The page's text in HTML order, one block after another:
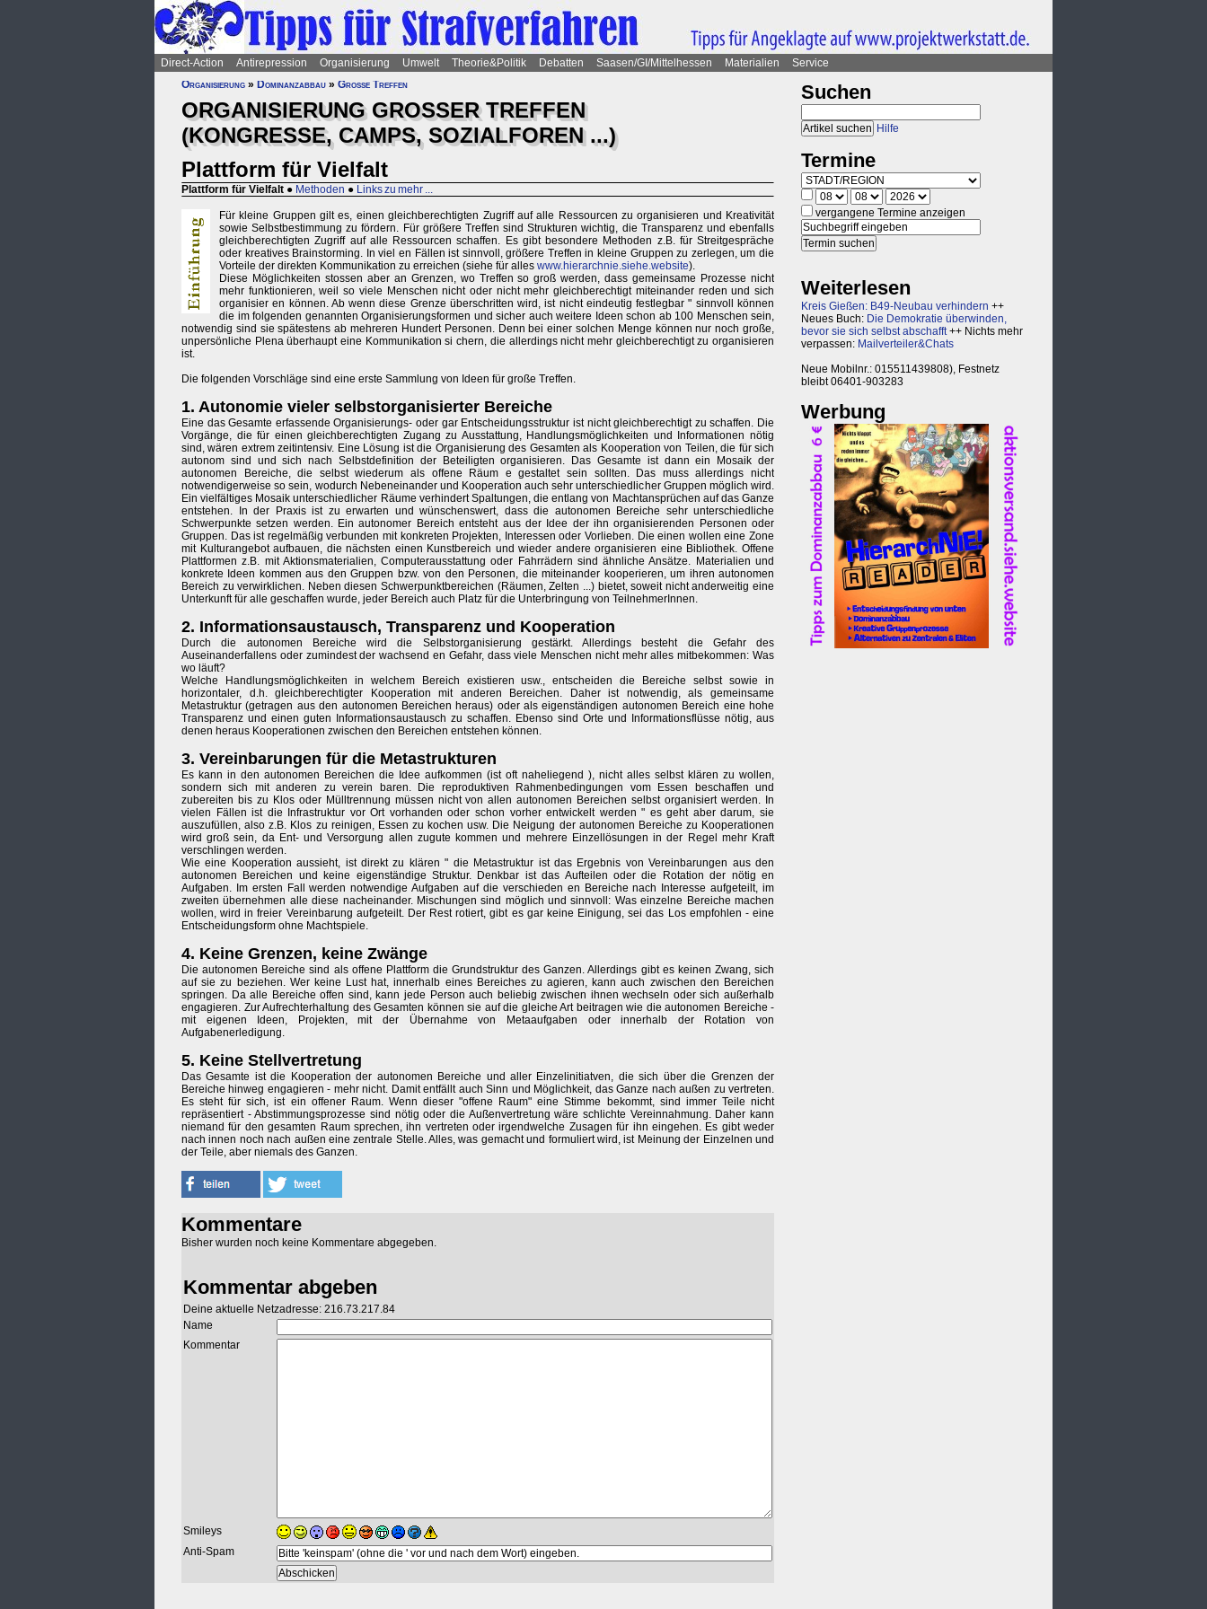
Direct-Action Antirepression Organisierung Umwelt Theorie&Politik Debatten Saasen/GI/Mittelhessen Materialien
Service
Organisierung » Dominanzabbau » Große Treffen
ORGANISIERUNG GROSSER TREFFEN
(KONGRESSE, CAMPS, SOZIALFOREN ...)
Plattform für Vielfalt
Plattform für Vielfalt ● Methoden ● Links zu mehr ...
Für kleine Gruppen gilt es, einen gleichberechtigten Zugriff auf alle Ressourcen zu organisieren und Kreativität
sowie Selbstbestimmung zu fördern. Für größere Treffen sind Strukturen wichtig, die Transparenz und ebenfalls
gleichberechtigten Zugriff auf alle Ressourcen schaffen. Es gibt besondere Methoden z.B. für Streitgespräche
oder kreatives Brainstorming. In viel en Fällen ist sinnvoll, größere Treffen in kleine Gruppen zu zerlegen, um die
Vorteile der direkten Kommunikation zu erreichen (siehe für alles www.hierarchnie.siehe.website).
Diese Möglichkeiten stossen aber an Grenzen, wo Treffen so groß werden, dass gemeinsame Prozesse nicht
mehr funktionieren, weil so viele Menschen nicht oder nicht mehr gleichberechtigt miteinander reden und sich
organisier en können. Ab wenn diese Grenze überschritten wird, ist nicht eindeutig festlegbar " sinnvoll können
die im folgenden genannten Organisierungsformen und sicher auch weitere Ideen schon ab 100 Menschen sein,
notwendig sind sie spätestens ab mehreren Hundert Personen. Denn bei einer solchen Menge können nur noch große,
unpersönliche Plena überhaupt eine Kommunikation si chern, die allerdings nicht mehr gleichberechtigt zu organisieren
ist.
Die folgenden Vorschläge sind eine erste Sammlung von Ideen für große Treffen.
1. Autonomie vieler selbstorganisierter Bereiche
Eine das Gesamte erfassende Organisierungs- oder gar Entscheidungsstruktur ist nicht gleichberechtigt zu schaffen. Die
Vorgänge, die für einen gleichberechtigten Zugang zu Ausstattung, Handlungsmöglichkeiten und Informationen nötig
sind, wären extrem zeitintensiv. Eine Lösung ist die Organisierung des Gesamten als Kooperation von Teilen, die für sich
autonom sind und sich nach Selbstdefinition der Beteiligten organisieren. Das Gesamte ist dann ein Mosaik der
autonomen Bereiche, die selbst wiederum als offene Räum e gestaltet sein sollten. Das muss allerdings nicht
notwendigerweise so sein, wodurch Nebeneinander und Kooperation auch sehr unterschiedlicher Gruppen möglich wird.
Ein vielfältiges Mosaik unterschiedlicher Räume verhindert Spaltungen, die entlang von Machtansprüchen auf das Ganze
entstehen. In der Praxis ist zu erwarten und wünschenswert, dass die autonomen Bereiche sehr unterschiedliche
Schwerpunkte setzen werden. Ein autonomer Bereich entsteht aus der Idee der ihn organisierenden Personen oder
Gruppen. Das ist regelmäßig verbunden mit konkreten Projekten, Interessen oder Vorlieben. Die einen wollen eine Zone
mit Kulturangebot aufbauen, die nächsten einen Kunstbereich und wieder andere organisieren eine Bibliothek. Offene
Plattformen z.B. mit Aktionsmaterialien, Computerausstattung oder Fahrrädern sind ähnliche Ansätze. Materialien und
konkrete Ideen kommen aus den Gruppen bzw. von den Personen, die miteinander kooperieren, um ihren autonomen
Bereich zu verwirklichen. Neben diesen Schwerpunktbereichen (Räumen, Zelten ...) bietet, soweit nicht anderweitig eine
Unterkunft für alle geschaffen wurde, jeder Bereich auch Platz für die Unterbringung von TeilnehmerInnen.
2. Informationsaustausch, Transparenz und Kooperation
Durch die autonomen Bereiche wird die Selbstorganisierung gestärkt. Allerdings besteht die Gefahr des
Auseinanderfallens oder zumindest der wachsend en Gefahr, dass viele Menschen nicht mehr alles mitbekommen: Was
wo läuft?
Welche Handlungsmöglichkeiten in welchem Bereich existieren usw., entscheiden die Bereiche selbst sowie in
horizontaler, d.h. gleichberechtigter Kooperation mit anderen Bereichen. Daher ist notwendig, als gemeinsame
Metastruktur (getragen aus den autonomen Bereichen heraus) oder als eigenständigen autonomen Bereich eine hohe
Transparenz und einen guten Informationsaustausch zu schaffen. Ebenso sind Orte und Informationsflüsse nötig, aus
denen heraus Kooperationen zwischen den Bereichen entstehen können.
3. Vereinbarungen für die Metastrukturen
Es kann in den autonomen Bereichen die Idee aufkommen (ist oft naheliegend ), nicht alles selbst klären zu wollen,
sondern sich mit anderen zu verein baren. Die reproduktiven Rahmenbedingungen vom Essen beschaffen und
zubereiten bis zu Klos oder Mülltrennung müssen nicht von allen autonomen Bereichen selbst organisiert werden. In
vielen Fällen ist die Infrastruktur vor Ort vorhanden oder schon vorher entwickelt werden " es geht aber darum, sie
auszufüllen, also z.B. Klos zu reinigen, Essen zu kochen usw. Die Neigung der autonomen Bereiche zu Kooperationen
wird groß sein, da Ent- und Versorgung allen zugute kommen und mehrere Einzellösungen in der Regel mehr Kraft
verschlingen werden.
Wie eine Kooperation aussieht, ist direkt zu klären " die Metastruktur ist das Ergebnis von Vereinbarungen aus den
autonomen Bereichen und keine eigenständige Struktur. Denkbar ist das Aufteilen oder die Rotation der nötig en
Aufgaben. Im ersten Fall werden notwendige Aufgaben auf die verschieden en Bereiche nach Interesse aufgeteilt, im
zweiten übernehmen alle diese nacheinander. Mischungen sind möglich und sinnvoll: Was einzelne Bereiche machen
wollen, wird in freier Vereinbarung aufgeteilt. Der Rest rotiert, gibt es gar keine Einigung, sei das Los empfohlen - eine
Entscheidungsform ohne Machtspiele.
4. Keine Grenzen, keine Zwänge
Die autonomen Bereiche sind als offene Plattform die Grundstruktur des Ganzen. Allerdings gibt es keinen Zwang, sich
auf sie zu beziehen. Wer keine Lust hat, innerhalb eines Bereiches zu agieren, kann auch zwischen den Bereichen
springen. Da alle Bereiche offen sind, kann jede Person auch beliebig zwischen ihnen wechseln oder sich außerhalb
engagieren. Zur Aufrechterhaltung des Gesamten können sie auf die gleiche Art beitragen wie die autonomen Bereiche -
mit eigenen Ideen, Projekten, mit der Übernahme von Metaaufgaben oder innerhalb der Rotation von
Aufgabenerledigung.
5. Keine Stellvertretung
Das Gesamte ist die Kooperation der autonomen Bereiche und aller Einzelinitiatven, die sich über die Grenzen der
Bereiche hinweg engagieren - mehr nicht. Damit entfällt auch Sinn und Möglichkeit, das Ganze nach außen zu vertreten.
Es steht für sich, ist ein offener Raum. Wenn dieser "offene Raum" eine Stimme bekommt, sind immer Teile nicht
repräsentiert - Abstimmungsprozesse sind nötig oder die Außenvertretung wäre schlichte Vereinnahmung. Daher kann
niemand für den gesamten Raum sprechen, ihn vertreten oder irgendwelche Zusagen für ihn eingehen. Es gibt weder
nach innen noch nach außen eine zentrale Stelle. Alles, was gemacht und formuliert wird, ist Meinung der Einzelnen und
der Teile, aber niemals des Ganzen.
Kommentare
Bisher wurden noch keine Kommentare abgegeben.
Kommentar abgeben
Deine aktuelle Netzadresse: 216.73.217.84
Name
Kommentar
Smileys
Anti-Spam
Suchen
Hilfe
Termine
vergangene Termine anzeigen
Weiterlesen
Kreis Gießen: B49-Neubau verhindern ++
Neues Buch: Die Demokratie überwinden,
bevor sie sich selbst abschafft++ Nichts mehr
verpassen: Mailverteiler&Chats
Neue Mobilnr.: 015511439808), Festnetz
bleibt 06401-903283
Werbung